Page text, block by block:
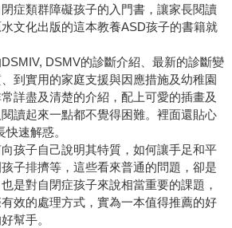
症類群障礙孩子的入門書，讓家長閱讀
文化出版的這本教養ASD孩子的書籍就
DSMV的診斷介紹、最新的診斷變
到實用的家庭支援與因應措施及幼稚園
詳盡及清楚的介紹，配上可愛的插畫及
讀起來一點都不覺得困難。裡面還貼心
速解惑。
孩子自己說明其特質，如何讓手足和平
子排擠等，這些看來普通的問題，卻是
是對自閉症孩子來說相當重要的課題，
效的處理方式，實為一本值得推薦的好
幫手。